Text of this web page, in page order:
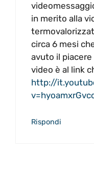
in merito alla
circa 6 mesi
avuto il piacere
video è al link
http://
Rispondi